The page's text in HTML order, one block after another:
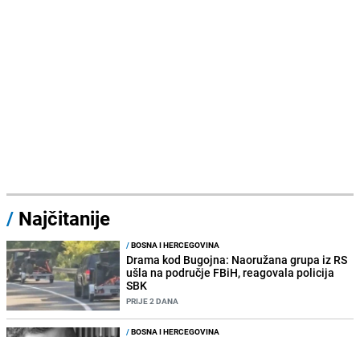
/ Najčitanije
/BOSNA I HERCEGOVINA
Drama kod Bugojna: Naoružana grupa iz RS
ušla na područje FBiH, reagovala policija
SBK
PRIJE 2 DANA
/BOSNA I HERCEGOVINA